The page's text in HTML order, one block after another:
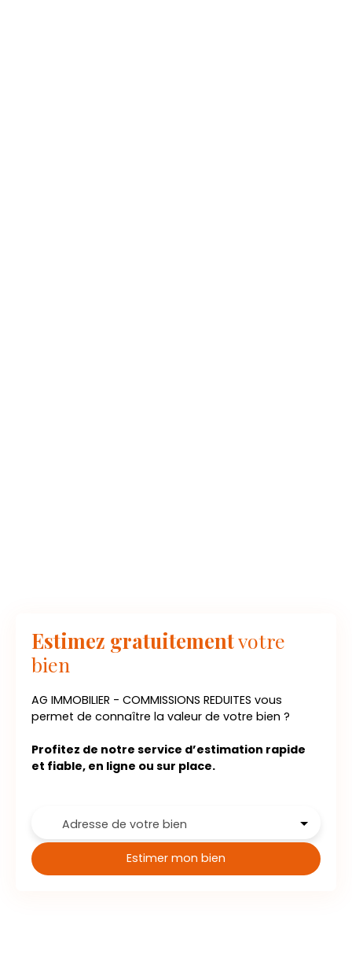
Estimez gratuitementvotre
bien
AG IMMOBILIER - COMMISSIONS REDUITES vous
permet de connaître la valeur de votre bien ?
Profitez de notre service d’estimation rapide
et fiable, en ligne ou sur place.
Adresse de votre bien
Estimer mon bien